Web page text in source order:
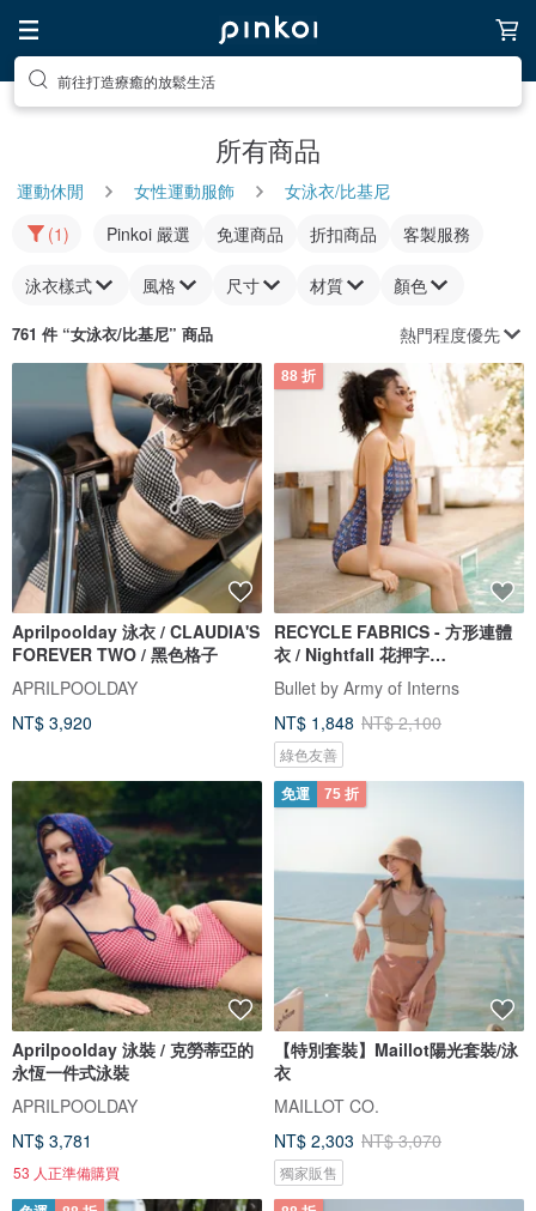
前往尋找靈感吧
所有商品
運動休閒 女性運動服飾
女泳衣/比基尼
(1)
Pinkoi 嚴選 免運商品 折扣商品 客製服務
泳衣樣式 風格 尺寸 材質 顏色
761 件 “女泳衣/比基尼” 商品 熱門程度優先
Aprilpoolday 泳衣 / CLAUDIA'S
FOREVER TWO / 黑色格子
APRILPOOLDAY
NT$ 3,920
88 折
RECYCLE FABRICS - 方形連體
衣 / Nightfall 花押字
BLT064NIGH
Bullet by Army of Interns
NT$ 1,848 NT$ 2,100
綠色友善
Aprilpoolday 泳裝 / 克勞蒂亞的
永恆一件式泳裝
APRILPOOLDAY
NT$ 3,781
53 人正準備購買
免運 75 折
【特別套裝】Maillot陽光套裝/泳
衣
MAILLOT CO.
NT$ 2,303 NT$ 3,070
獨家販售